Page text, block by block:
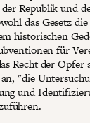
Republik und
das Gesetz
historischen
für
Recht der Opfer
"die
und